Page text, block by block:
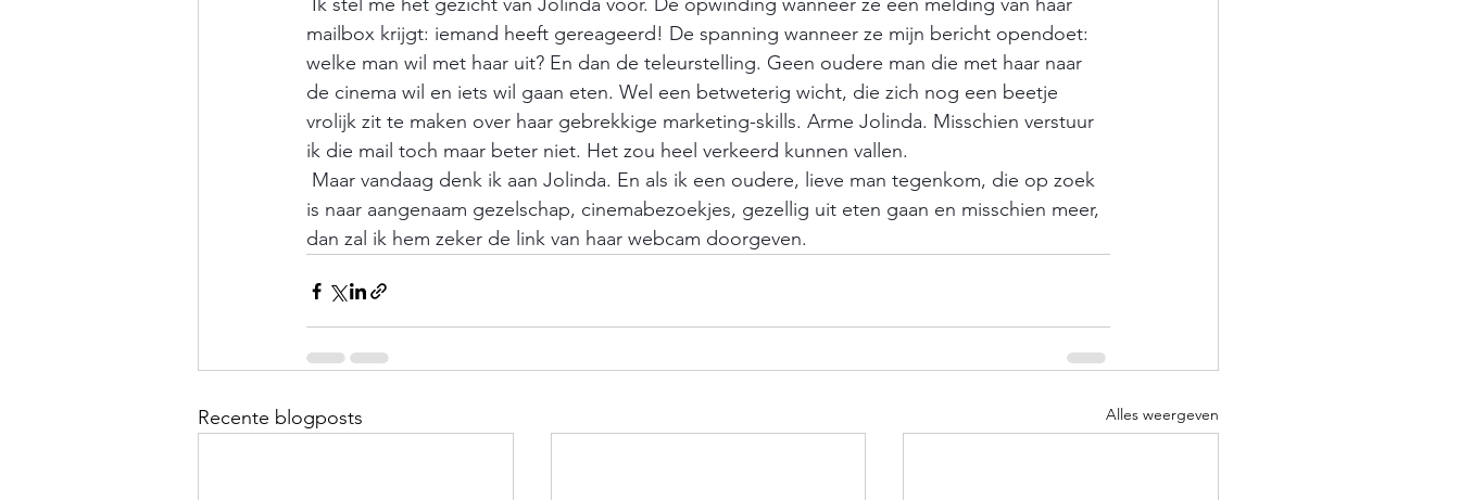
mailbox krijgt: iemand heeft gereageerd! De spanning wanneer ze mijn bericht opendoet:
welke man wil met haar uit? En dan de teleurstelling. Geen oudere man die met haar naar
de cinema wil en iets wil gaan eten. Wel een betweterig wicht, die zich nog een beetje
vrolijk zit te maken over haar gebrekkige marketing-skills. Arme Jolinda. Misschien verstuur
ik die mail toch maar beter niet. Het zou heel verkeerd kunnen vallen.
is naar aangenaam gezelschap, cinemabezoekjes, gezellig uit eten gaan en misschien meer,
dan zal ik hem zeker de link van haar webcam doorgeven.
Recente blogposts Alles weergeven